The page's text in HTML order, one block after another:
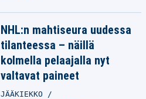
NHL:n mahtiseura uudessa
tilanteessa – näillä
kolmella pelaajalla nyt
valtavat paineet
JÄÄKIEKKO